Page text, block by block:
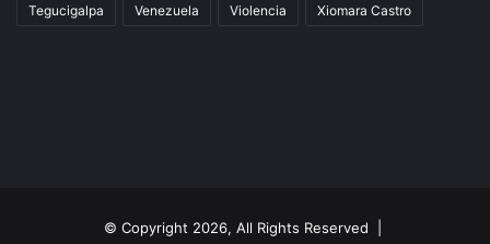
Tegucigalpa Venezuela Violencia Xiomara Castro
© Copyright 2026, All Rights Reserved |